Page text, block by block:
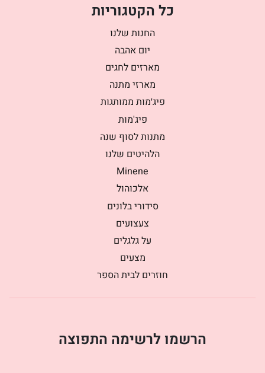
כל הקטגוריות
החנות שלנו
יום אהבה
מארזים לחגים
מארזי מתנה
פיג׳מות ממותגות
פיג'מות
מתנות לסוף שנה
הלהיטים שלנו
Minene
אלכוהול
סידורי בלונים
צעצועים
על גלגלים
מצעים
חוזרים לבית הספר
הרשמו לרשימה התפוצה